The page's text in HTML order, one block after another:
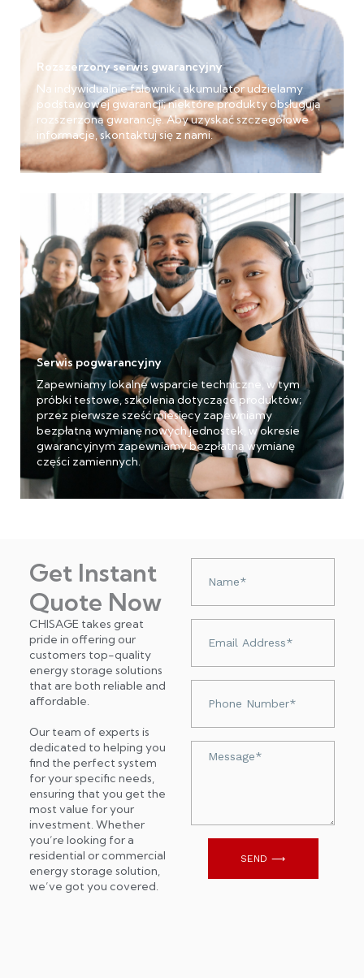
Rozszerzony serwis gwarancyjny
Na indywidualnie falownik i akumulator udzielamy
podstawowej gwarancji; niektóre produkty obsługują
rozszerzoną gwarancję. Aby uzyskać szczegółowe
informacje, skontaktuj się z nami.
Serwis pogwarancyjny
Zapewniamy lokalne wsparcie techniczne, w tym
próbki testowe, szkolenia dotyczące produktów;
przez pierwsze sześć miesięcy zapewniamy
bezpłatną wymianę nowych jednostek, w okresie
gwarancyjnym zapewniamy bezpłatną wymianę
części zamiennych.
Get Instant
Quote Now
CHISAGE takes great
pride in offering our
customers top-quality
energy storage solutions
that are both reliable and
affordable.
Our team of experts is
dedicated to helping you
find the perfect system
for your specific needs,
ensuring that you get the
most value for your
investment. Whether
you’re looking for a
residential or commercial
energy storage solution,
we’ve got you covered.
telefonu
SEND ⟶